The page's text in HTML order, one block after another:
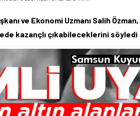
ve Ekonomi Uzmanı Salih
kazançlı çıkabileceklerini söyledi